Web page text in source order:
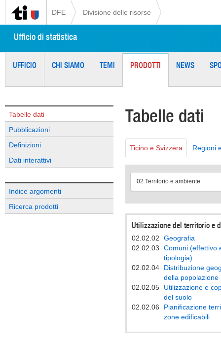
DFE Divisione delle risorse
Ufficio di statistica
UFFICIO CHI SIAMO TEMI PRODOTTI NEWS
Tabelle dati
Pubblicazioni
Definizioni
Dati interattivi
Indice argomenti
Ricerca prodotti
Tabelle dati
Ticino e Svizzera Regioni
02 Territorio e ambiente
Utilizzazione del territorio e
02.02.02
Geografia
02.02.03
Comuni (effettivo
tipologia)
02.02.04
Distribuzione
della popolazione
02.02.05
Utilizzazione e
del suolo
02.02.06
Pianificazione
zone edificabili